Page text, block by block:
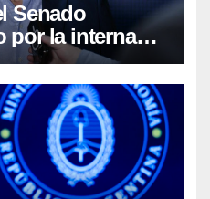
Senado
por la interna